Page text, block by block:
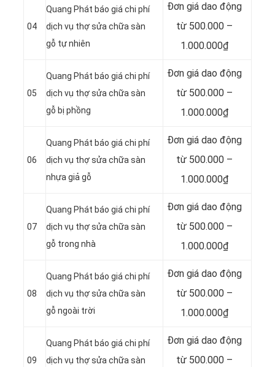
04
Quang Phát báo giá chi phí
dịch vụ thợ sửa chữa sàn
gỗ tự nhiên
Đơn giá dao động
từ 500.000 –
1.000.000₫
05
Quang Phát báo giá chi phí
dịch vụ thợ sửa chữa sàn
gỗ bị phồng
Đơn giá dao động
từ 500.000 –
1.000.000₫
06
Quang Phát báo giá chi phí
dịch vụ thợ sửa chữa sàn
nhựa giả gỗ
Đơn giá dao động
từ 500.000 –
1.000.000₫
07
Quang Phát báo giá chi phí
dịch vụ thợ sửa chữa sàn
gỗ trong nhà
Đơn giá dao động
từ 500.000 –
1.000.000₫
08
Quang Phát báo giá chi phí
dịch vụ thợ sửa chữa sàn
gỗ ngoài trời
Đơn giá dao động
từ 500.000 –
1.000.000₫
09
Quang Phát báo giá chi phí
dịch vụ thợ sửa chữa sàn
Đơn giá dao động
từ 500.000 –